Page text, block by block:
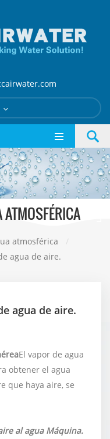
ATMOSFÉRICA
atmosférica
/
agua de aire.
agua de aire.
El vapor de agua
obtener el agua
que haya aire, se
al agua Máquina.